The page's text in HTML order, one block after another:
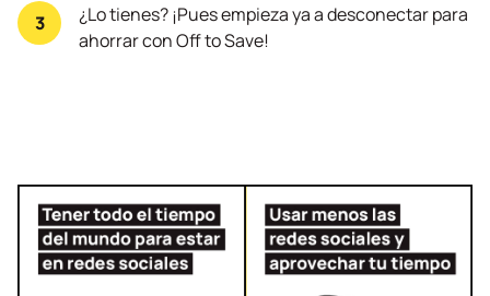
¿Lo tienes? ¡Pues empieza ya a desconectar para
ahorrar con Off to Save!